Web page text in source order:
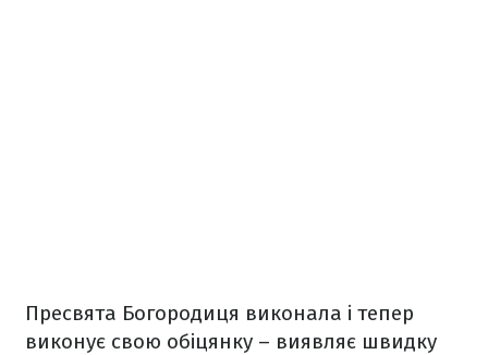
Пресвята Богородиця виконала і тепер
виконує свою обіцянку – виявляє швидку